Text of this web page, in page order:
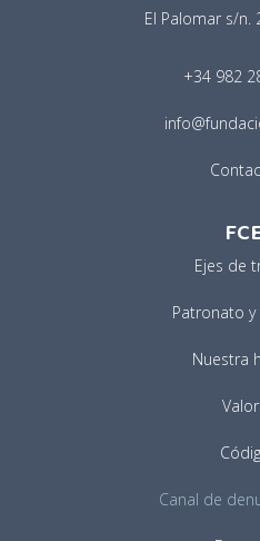
El Palomar s/n.
+34 982
Ejes de
Patronato y
Nuestra
Canal de